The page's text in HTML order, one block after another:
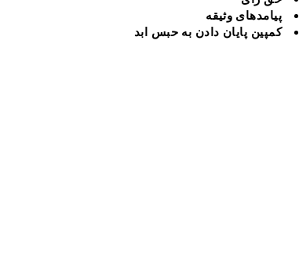
پیامدهای وثیقه
کمپین پایان دادن به حبس ابد